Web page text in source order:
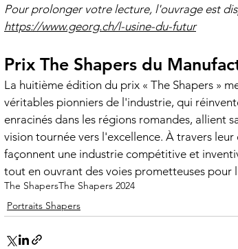
Pour prolonger votre lecture, l'ouvrage est
https://www.georg.ch/l-usine-du-futur
Prix The Shapers du
La huitième édition du prix « The Shapers »
véritables pionniers de l'industrie, qui
enracinés dans les régions romandes,
vision tournée vers l'excellence. À travers
façonnent une industrie compétitive et
tout en ouvrant des voies prometteuses pour
The ShapersThe Shapers 2024
Portraits Shapers